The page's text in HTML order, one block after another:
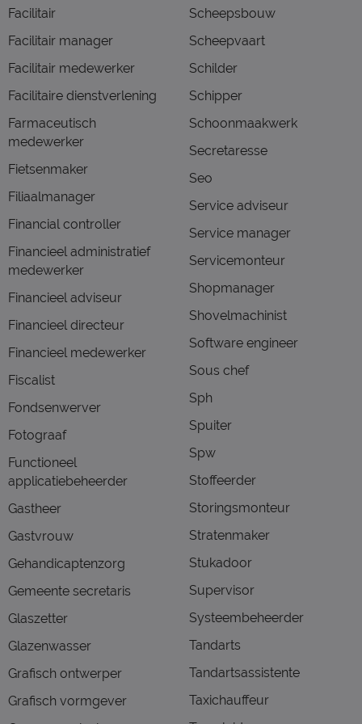
Facilitair
Facilitair manager
Facilitair medewerker
Facilitaire dienstverlening
Farmaceutisch
medewerker
Fietsenmaker
Filiaalmanager
Financial controller
Financieel administratief
medewerker
Financieel adviseur
Financieel directeur
Financieel medewerker
Fiscalist
Fondsenwerver
Fotograaf
Functioneel
applicatiebeheerder
Gastheer
Gastvrouw
Gehandicaptenzorg
Gemeente secretaris
Glaszetter
Glazenwasser
Grafisch ontwerper
Grafisch vormgever
Scheepsbouw
Scheepvaart
Schilder
Schipper
Schoonmaakwerk
Secretaresse
Seo
Service adviseur
Service manager
Servicemonteur
Shopmanager
Shovelmachinist
Software engineer
Sous chef
Sph
Spuiter
Spw
Stoffeerder
Storingsmonteur
Stratenmaker
Stukadoor
Supervisor
Systeembeheerder
Tandarts
Tandartsassistente
Taxichauffeur